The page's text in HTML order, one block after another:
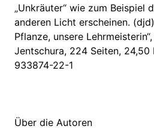
„Unkräuter“ wie zum Beispiel
anderen Licht erscheinen.
Pflanze, unsere
Jentschura, 224 Seiten, 24,50
933874-22-1
Über die Autoren